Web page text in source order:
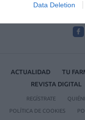
Data Deletion
ACTUALIDAD TU
REVISTA DIGITAL
REGÍSTRATE
POLÍTICA DE COOKIES